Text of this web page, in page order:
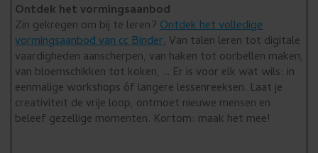
Ontdek het vormingsaanbod
Zin gekregen om bij te leren?Ontdek het volledige
vormingsaanbod van cc Binder.Van talen leren tot digitale
vaardigheden aanscherpen, van haken tot oorbellen maken,
van bloemschikken tot koken, … Er is voor elk wat wils: in
eenmalige workshops óf langere lessenreeksen. Laat je
creativiteit de vrije loop, ontmoet nieuwe mensen en
beleef gezellige momenten. Kortom: maak het mee!